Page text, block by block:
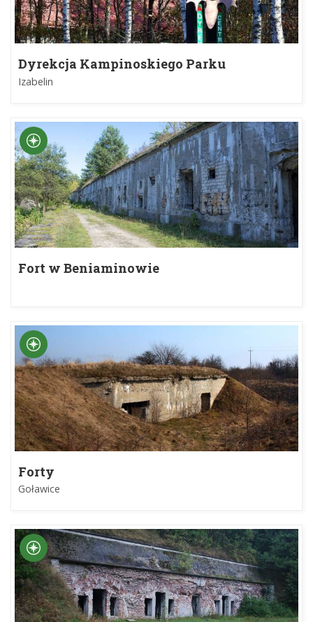
Dyrekcja Kampinoskiego Parku
Narodowego
Izabelin
Fort w Beniaminowie
Forty
Goławice